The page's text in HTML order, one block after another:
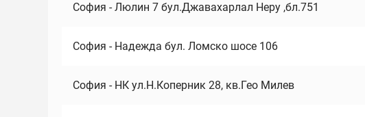
София - Люлин 7 бул.Джавахарлал Неру ,бл.751
София - Надежда бул. Ломско шосе 106
София - НК ул.Н.Коперник 28, кв.Гео Милев